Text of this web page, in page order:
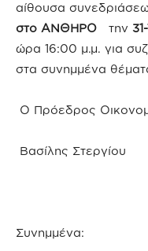
αίθουσα
στο ΑΝΘΗΡΟ
την
ώρα 16:00 μ.μ. για
στα συνημμένα
Ο Πρόεδρος
Βασίλης Στεργίου
Συνημμένα: